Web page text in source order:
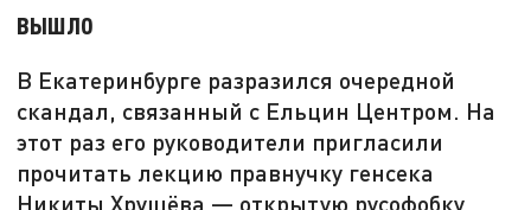
вышло
В Екатеринбурге разразился очередной
скандал, связанный с Ельцин Центром. На
этот раз его руководители пригласили
прочитать лекцию правнучку генсека
Никиты Хрущёва — открытую русофобку